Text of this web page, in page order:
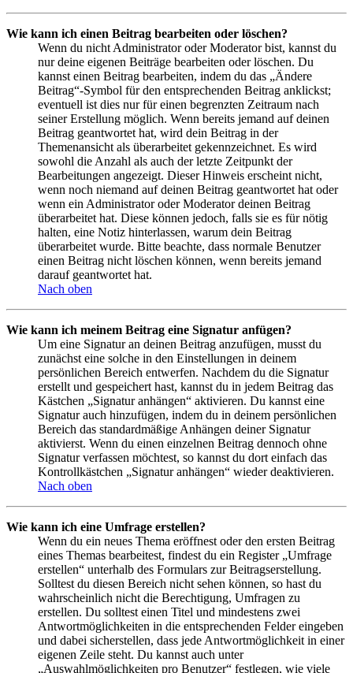
Wie kann ich einen Beitrag bearbeiten oder löschen?
Wenn du nicht Administrator oder Moderator bist, kannst du
nur deine eigenen Beiträge bearbeiten oder löschen. Du
kannst einen Beitrag bearbeiten, indem du das „Ändere
Beitrag“-Symbol für den entsprechenden Beitrag anklickst;
eventuell ist dies nur für einen begrenzten Zeitraum nach
seiner Erstellung möglich. Wenn bereits jemand auf deinen
Beitrag geantwortet hat, wird dein Beitrag in der
Themenansicht als überarbeitet gekennzeichnet. Es wird
sowohl die Anzahl als auch der letzte Zeitpunkt der
Bearbeitungen angezeigt. Dieser Hinweis erscheint nicht,
wenn noch niemand auf deinen Beitrag geantwortet hat oder
wenn ein Administrator oder Moderator deinen Beitrag
überarbeitet hat. Diese können jedoch, falls sie es für nötig
halten, eine Notiz hinterlassen, warum dein Beitrag
überarbeitet wurde. Bitte beachte, dass normale Benutzer
einen Beitrag nicht löschen können, wenn bereits jemand
darauf geantwortet hat.
Nach oben
Wie kann ich meinem Beitrag eine Signatur anfügen?
Um eine Signatur an deinen Beitrag anzufügen, musst du
zunächst eine solche in den Einstellungen in deinem
persönlichen Bereich entwerfen. Nachdem du die Signatur
erstellt und gespeichert hast, kannst du in jedem Beitrag das
Kästchen „Signatur anhängen“ aktivieren. Du kannst eine
Signatur auch hinzufügen, indem du in deinem persönlichen
Bereich das standardmäßige Anhängen deiner Signatur
aktivierst. Wenn du einen einzelnen Beitrag dennoch ohne
Signatur verfassen möchtest, so kannst du dort einfach das
Kontrollkästchen „Signatur anhängen“ wieder deaktivieren.
Nach oben
Wie kann ich eine Umfrage erstellen?
Wenn du ein neues Thema eröffnest oder den ersten Beitrag
eines Themas bearbeitest, findest du ein Register „Umfrage
erstellen“ unterhalb des Formulars zur Beitragserstellung.
Solltest du diesen Bereich nicht sehen können, so hast du
wahrscheinlich nicht die Berechtigung, Umfragen zu
erstellen. Du solltest einen Titel und mindestens zwei
Antwortmöglichkeiten in die entsprechenden Felder eingeben
und dabei sicherstellen, dass jede Antwortmöglichkeit in einer
eigenen Zeile steht. Du kannst auch unter
„Auswahlmöglichkeiten pro Benutzer“ festlegen, wie viele